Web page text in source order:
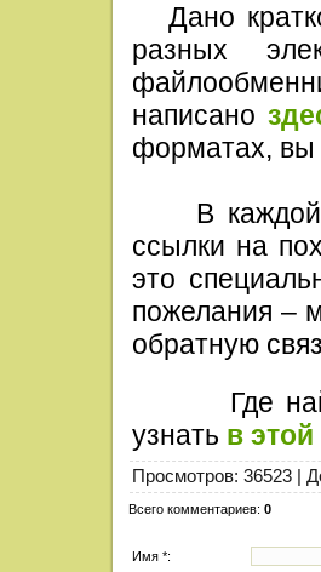
Дано
разных
написано
форматах, вы
В каждой
ссылки на
это
пожелания –
обратную
Где найти
узнать в этой
Просмотров: 36523 |
Всего комментариев: 0
Имя *: